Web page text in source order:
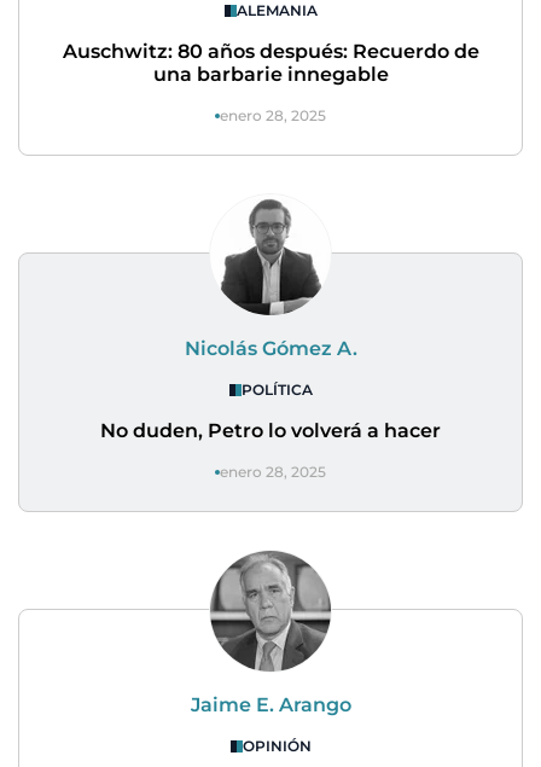
ALEMANIA
Auschwitz: 80 años después: Recuerdo de
una barbarie innegable
enero 28, 2025
Nicolás Gómez A.
POLÍTICA
No duden, Petro lo volverá a hacer
enero 28, 2025
Jaime E. Arango
OPINIÓN